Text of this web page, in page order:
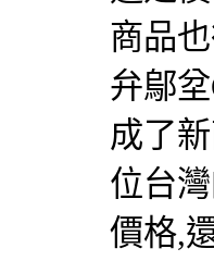
商品
弁鄔
成了
位台
價格,